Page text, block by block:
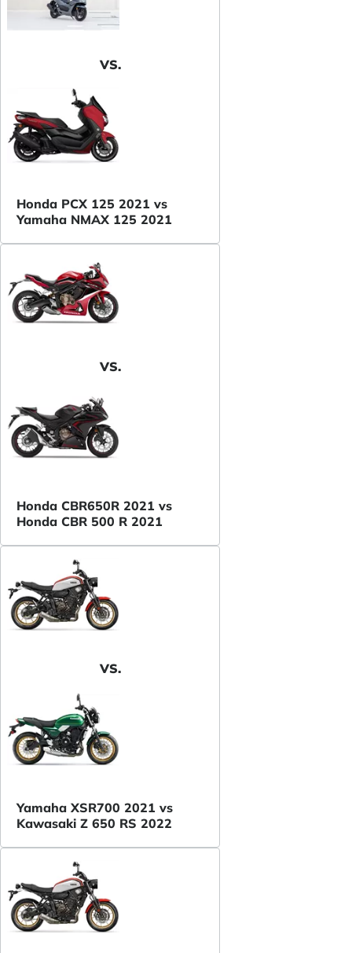
VS.
Honda PCX 125 2021 vs
Yamaha NMAX 125 2021
VS.
Honda CBR650R 2021 vs
Honda CBR 500 R 2021
VS.
Yamaha XSR700 2021 vs
Kawasaki Z 650 RS 2022